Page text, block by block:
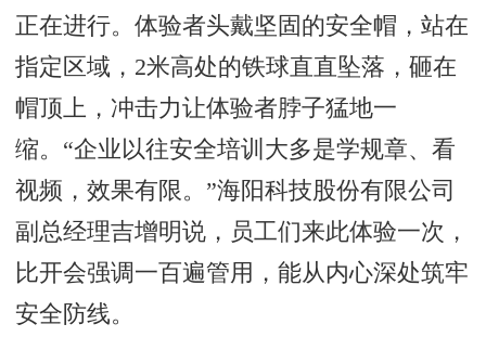
正在进行。体验者头戴坚固的安全帽，站在
指定区域，2米高处的铁球直直坠落，砸在
帽顶上，冲击力让体验者脖子猛地一
缩。“企业以往安全培训大多是学规章、看
视频，效果有限。”海阳科技股份有限公司
副总经理吉增明说，员工们来此体验一次，
比开会强调一百遍管用，能从内心深处筑牢
安全防线。